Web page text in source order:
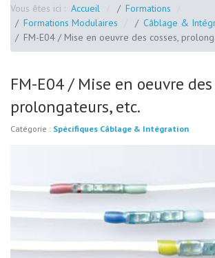
Vous êtes ici : Accueil
Formations
Formations Modulaires
Câblage &
FM-E04 / Mise en oeuvre des cosses,
FM-E04 / Mise en oeuvre des
prolongateurs, etc.
Catégorie : Spécifiques Câblage & Intégration